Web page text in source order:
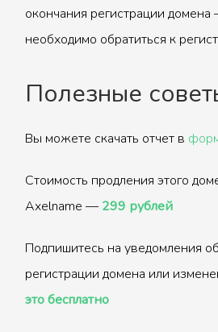
окончания регистрации домена
необходимо обратиться к
Полезные
Вы можете скачать отчет в
Стоимость продления этого
Axelname — 299 рублей
Подпишитесь на уведомления
регистрации домена или
это бесплатно